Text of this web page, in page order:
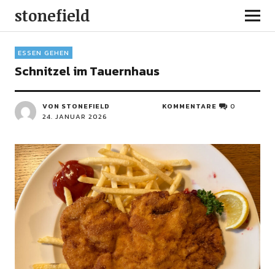
stonefield
ESSEN GEHEN
Schnitzel im Tauernhaus
VON STONEFIELD
24. JANUAR 2026
KOMMENTARE 0